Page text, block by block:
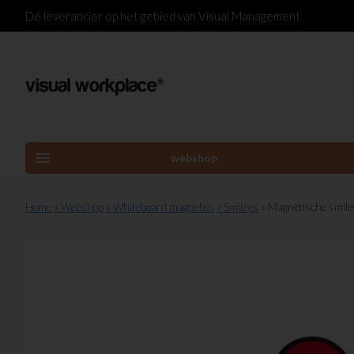
Dé leverancier op het gebied van Visual Management
menu webshop
Home » Webshop » Whiteboard magneten » Smileys » Magnetische